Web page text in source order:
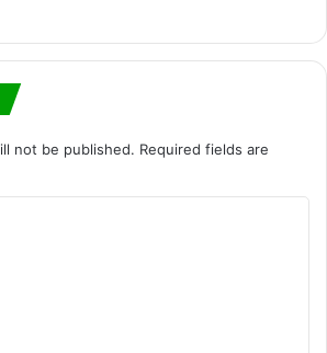
not be published. Required fields are